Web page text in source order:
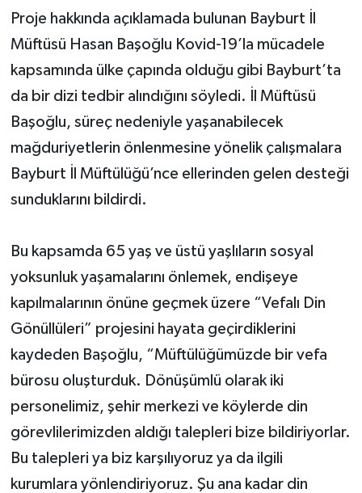
Proje hakkında açıklamada bulunan Bayburt İl
Müftüsü Hasan Başoğlu Kovid-19’la mücadele
kapsamında ülke çapında olduğu gibi Bayburt’ta
da bir dizi tedbir alındığını söyledi. İl Müftüsü
Başoğlu, süreç nedeniyle yaşanabilecek
mağduriyetlerin önlenmesine yönelik çalışmalara
Bayburt İl Müftülüğü’nce ellerinden gelen desteği
sunduklarını bildirdi.
Bu kapsamda 65 yaş ve üstü yaşlıların sosyal
yoksunluk yaşamalarını önlemek, endişeye
kapılmalarının önüne geçmek üzere “Vefalı Din
Gönüllüleri” projesini hayata geçirdiklerini
kaydeden Başoğlu, “Müftülüğümüzde bir vefa
bürosu oluşturduk. Dönüşümlü olarak iki
personelimiz, şehir merkezi ve köylerde din
görevlilerimizden aldığı talepleri bize bildiriyorlar.
Bu talepleri ya biz karşılıyoruz ya da ilgili
kurumlara yönlendiriyoruz. Şu ana kadar din